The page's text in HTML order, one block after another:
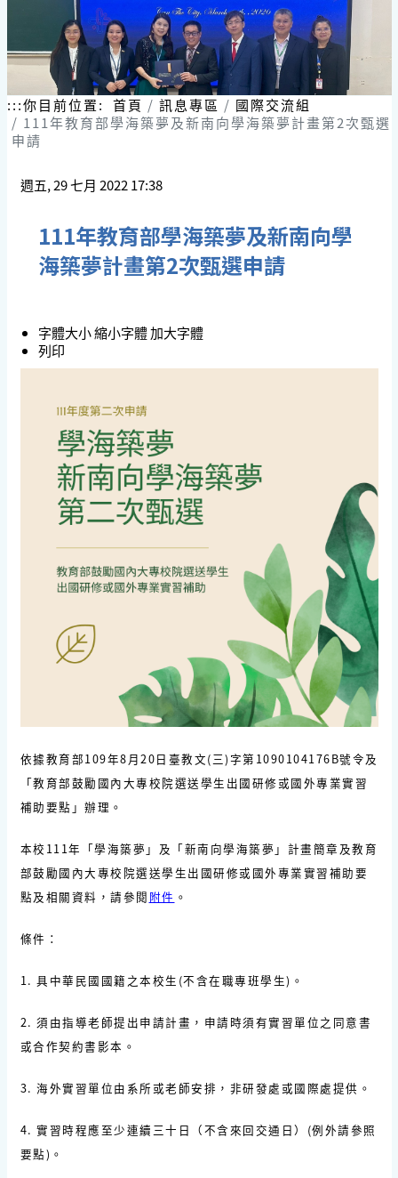
:::你目前位置: 首頁 訊息專區
國際交流組
111年教育部學海築夢及新南向學海築夢計畫第2次甄選
申請
週五, 29 七月 2022 17:38
111年教育部學海築夢及新南向學
海築夢計畫第2次甄選申請
字體大小縮小字體加大字體
列印
依據教育部109年8月20日臺教文(三)字第 1090104176B號令及
「教育部鼓勵國內大專校院選送學生出國研修或國外專業實習
補助要點」辦理。
本校 111年「學海築夢」及「新南向學海築夢」計畫簡章及教育
部鼓勵國內大專校院選送學生出國研修或國外專業實習補助要
點及相關資料，請參閱 附件 。
條件：
1. 具中華民國國籍之本校生 (不含在職專班學生) 。
2. 須由指導老師提出申請計畫，申請時須有實習單位之同意書
或合作契約書影本 。
3. 海外實習單位由系所或老師安排，非研發處或國際處提供。
4. 實習時程應至少連續三十日（不含來回交通日） (例外請參照
要點) 。